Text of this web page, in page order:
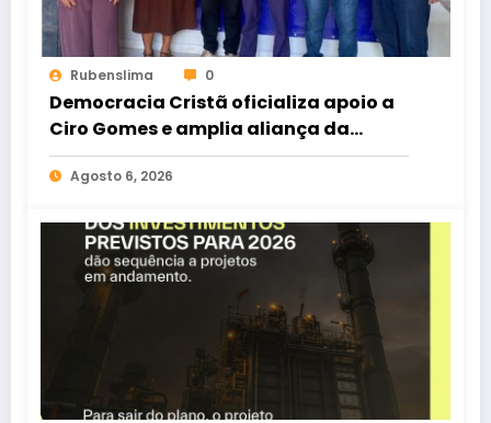
Rubenslima 0
Democracia Cristã oficializa apoio a
Ciro Gomes e amplia aliança da
oposição no Ceará
Agosto 6, 2026